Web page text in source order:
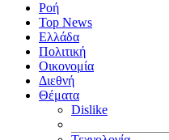
Ροή
Top News
Ελλάδα
Πολιτική
Οικονομία
Διεθνή
Θέματα
Dislike